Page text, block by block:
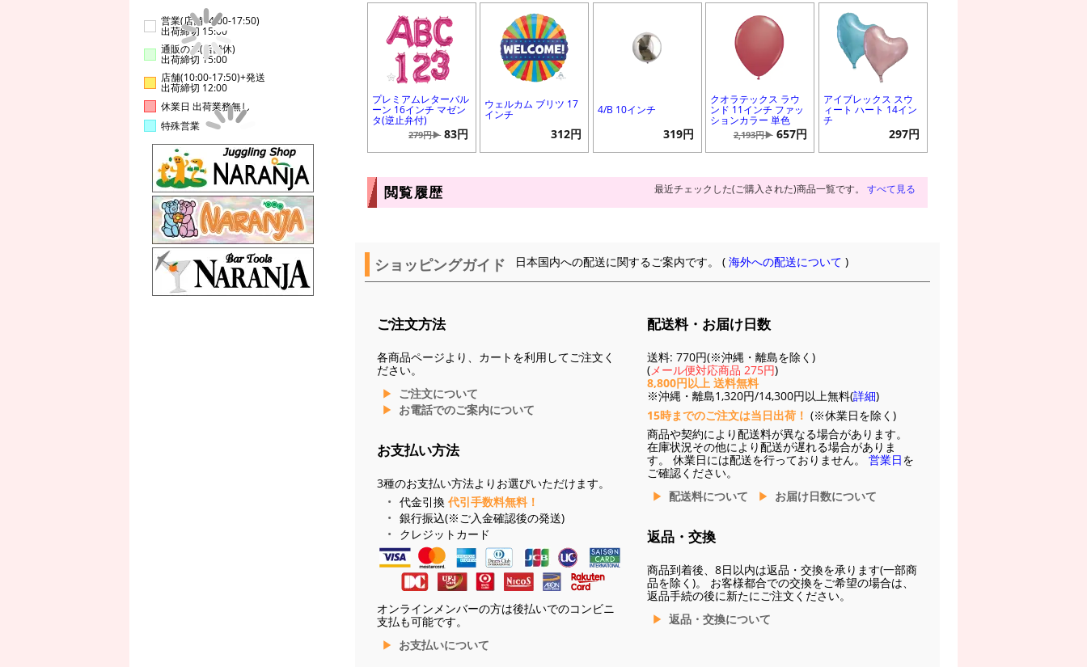
営業(店舗14:00-17:50)
出荷締切 15:00
通販のみ(店舗休)
出荷締切 15:00
店舗(10:00-17:50)+発送
出荷締切 12:00
休業日 出荷業務無し
特殊営業
プレミアムレターバル
ーン 16インチ マゼン
タ(逆止弁付)
279円▶ 83円
ウェルカム ブリツ 17
インチ
312円
4/B 10インチ
319円
クオラテックス ラウ
ンド 11インチ ファッ
ションカラー 単色
2,193円▶ 657円
アイブレックス スウ
ィート ハート 14イン
チ
297円
閲覧履歴 最近チェックした(ご購入された)商品一覧です。 すべて見る
ショッピングガイド 日本国内への配送に関するご案内です。 (海外への配送について )
ご注文方法
各商品ページより、カートを利用してご注文く
ださい。
ご注文について
お電話でのご案内について
お支払い方法
3種のお支払い方法よりお選びいただけます。
代金引換 代引手数料無料！
銀行振込(※ご入金確認後の発送)
クレジットカード
オンラインメンバーの方は後払いでのコンビニ
支払も可能です。
お支払いについて
配送料・お届け日数
送料: 770円(※沖縄・離島を除く)
(メール便対応商品 275円)
8,800円以上 送料無料
※沖縄・離島1,320円/14,300円以上無料(詳細)
15時までのご注文は当日出荷！ (※休業日を除く)
商品や契約により配送料が異なる場合があります。
在庫状況その他により配送が遅れる場合がありま
す。 休業日には配送を行っておりません。 営業日を
ご確認ください。
配送料について
お届け日数について
返品・交換
商品到着後、8日以内は返品・交換を承ります(一部商
品を除く)。 お客様都合での交換をご希望の場合は、
返品手続の後に新たにご注文ください。
返品・交換について